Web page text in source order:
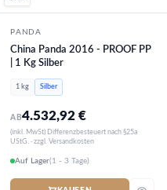
PANDA
China Panda 2016 - PROOF PP
| 1 Kg Silber
1 kg Silber
AB4.532,92€
(inkl. MwSt) Differenzbesteuert nach §25a
UStG. · zzgl. Versandkosten
Auf Lager(1 - 3 Tage)